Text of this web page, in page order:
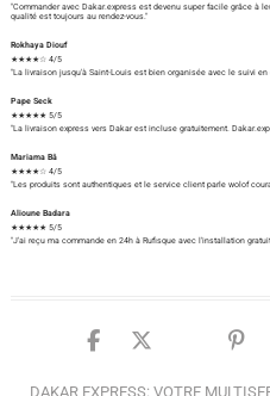
"Commander avec Dakar.express est devenu super facile grâce à
qualité est toujours au rendez-vous."
Rokhaya Diouf
★★★★☆ 4/5
"La livraison jusqu'à Saint-Louis est bien organisée avec le suivi
Pape Seck
★★★★★ 5/5
"La livraison express vers Dakar est incluse gratuitement.
Mariama Bâ
★★★★☆ 4/5
"Les produits sont authentiques et le service client parle wolof
Alioune Badara
★★★★★ 5/5
"J'ai reçu ma commande en 24h à Rufisque avec l'installation
facebook
twitter
DAKAR EXPRESS: VOTRE